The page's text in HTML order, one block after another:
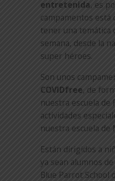
entretenida, es
campamentos está
tener una temática
semana, desde la
super héroes.
Son unos
COVIDfree, de
nuestra escuela de
actividades
nuestra escuela de
Están dirigidos a
ya sean alumnos
Blue Parrot School